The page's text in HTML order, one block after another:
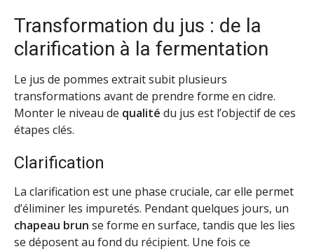
Transformation du jus : de la
clarification à la fermentation
Le jus de pommes extrait subit plusieurs
transformations avant de prendre forme en cidre.
Monter le niveau de qualité du jus est l’objectif de ces
étapes clés.
Clarification
La clarification est une phase cruciale, car elle permet
d’éliminer les impuretés. Pendant quelques jours, un
chapeau brun se forme en surface, tandis que les lies
se déposent au fond du récipient. Une fois ce